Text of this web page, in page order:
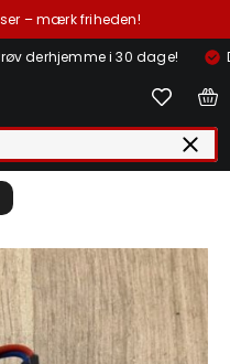
– mærk friheden!
derhjemme i 30 dage!